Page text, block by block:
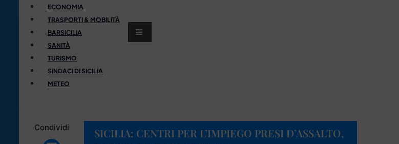
ECONOMIA
TRASPORTI & MOBILITÀ
BARSICILIA
SANITÀ
TURISMO
SINDACI DI SICILIA
METEO
Condividi
SICILIA: CENTRI PER L’IMPIEGO PRESI D’ASSALTO,